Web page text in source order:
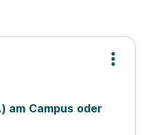
am Campus oder